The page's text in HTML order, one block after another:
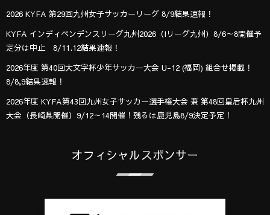
2026 KYFA 第29回九州女子サッカーリーグ 8/9結果速報！
KYFA インディペンデンスリーグ九州2026（Iリーグ九州）8/6～8開催予
定分は中止 8/11.12結果速報！
2026年度 第40回大文字杯少年サッカー大会 U-12 (福岡) 組合せ掲載！
8/8,9結果速報！
2026年度 KYFA第43回九州女子サッカー選手権大会 兼 第48回皇后杯九州
大会（長崎県開催）9/12～14開催！残るは鹿児島8/9決定予定！
オフィシャルスポンサー